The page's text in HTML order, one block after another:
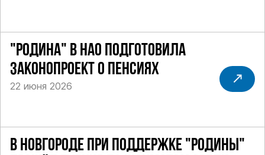
"РОДИНА" В НАО ПОДГОТОВИЛА
ЗАКОНОПРОЕКТ О ПЕНСИЯХ
22 июня 2026
В НОВГОРОДЕ ПРИ ПОДДЕРЖКЕ "РОДИНЫ"